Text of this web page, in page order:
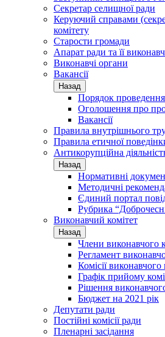
Секретар селищної ради
Керуючий справами
комітету
Старости громади
Апарат ради та її
Виконавчі органи
Вакансії
Назад
Порядок
Оголошення про
Вакансії
Правила внутрішнього
Правила етичної
Антикорупційна
Назад
Нормативні
Методичні
Єдиний портал
Рубрика
Виконавчий комітет
Назад
Члени виконавчого
Регламент
Комісії виконавчого
Графік прийому
Рішення
Бюджет на 2021 рік
Депутати ради
Постійні комісії ради
Пленарні засідання